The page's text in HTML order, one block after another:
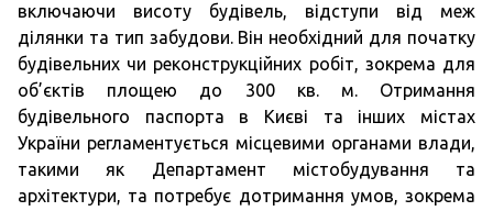
включаючи висоту будівель, відступи від меж
ділянки та тип забудови. Він необхідний для початку
будівельних чи реконструкційних робіт, зокрема для
об’єктів площею до 300 кв. м. Отримання
будівельного паспорта в Києві та інших містах
України регламентується місцевими органами влади,
такими як Департамент містобудування та
архітектури, та потребує дотримання умов, зокрема